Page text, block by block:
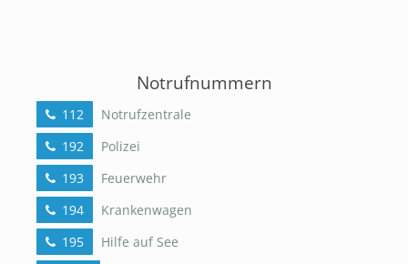
Notrufnummern
112
Notrufzentrale
192
Polizei
193
Feuerwehr
194
Krankenwagen
195
Hilfe auf See